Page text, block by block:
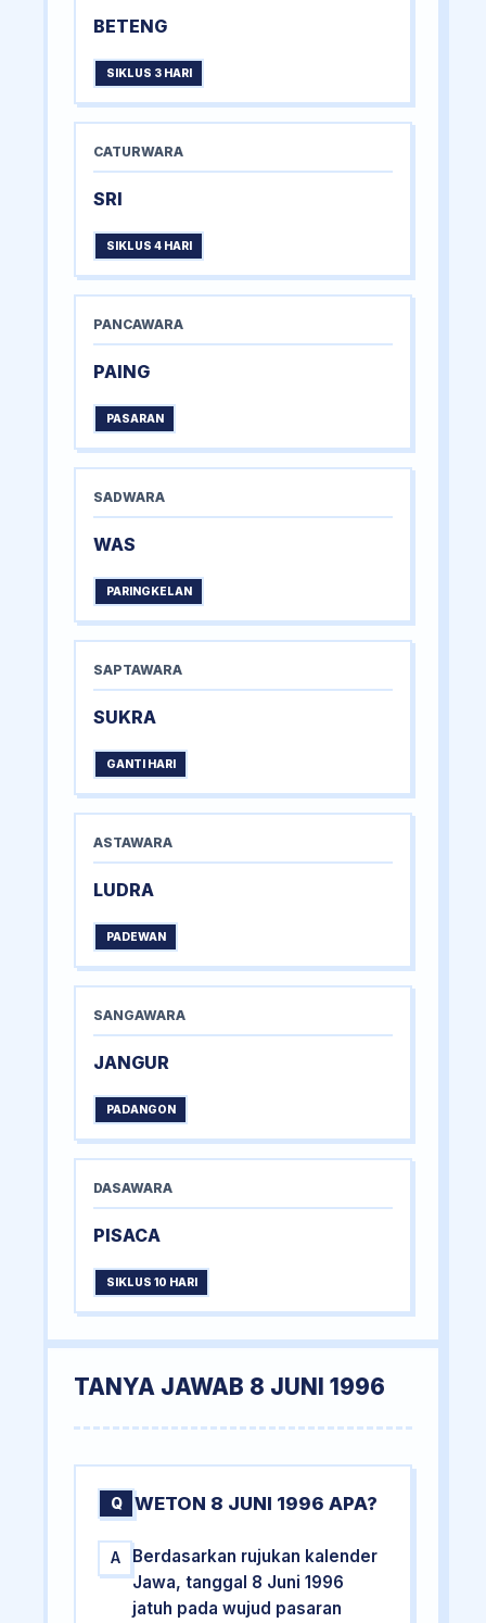
BETENG
SIKLUS 3 HARI
CATURWARA
SRI
SIKLUS 4 HARI
PANCAWARA
PAING
PASARAN
SADWARA
WAS
PARINGKELAN
SAPTAWARA
SUKRA
GANTI HARI
ASTAWARA
LUDRA
PADEWAN
SANGAWARA
JANGUR
PADANGON
DASAWARA
PISACA
SIKLUS 10 HARI
TANYA JAWAB 8 JUNI 1996
Q WETON 8 JUNI 1996 APA?
A
Berdasarkan rujukan kalender
Jawa, tanggal 8 Juni 1996
jatuh pada wujud pasaran